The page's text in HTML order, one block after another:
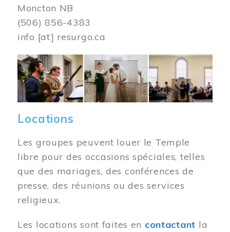
Moncton NB
(506) 856-4383
info [at] resurgo.ca
Image
Locations
Les groupes peuvent louer le Temple
libre pour des occasions spéciales, telles
que des mariages, des conférences de
presse, des réunions ou des services
religieux.
Les locations sont faites en contactant la